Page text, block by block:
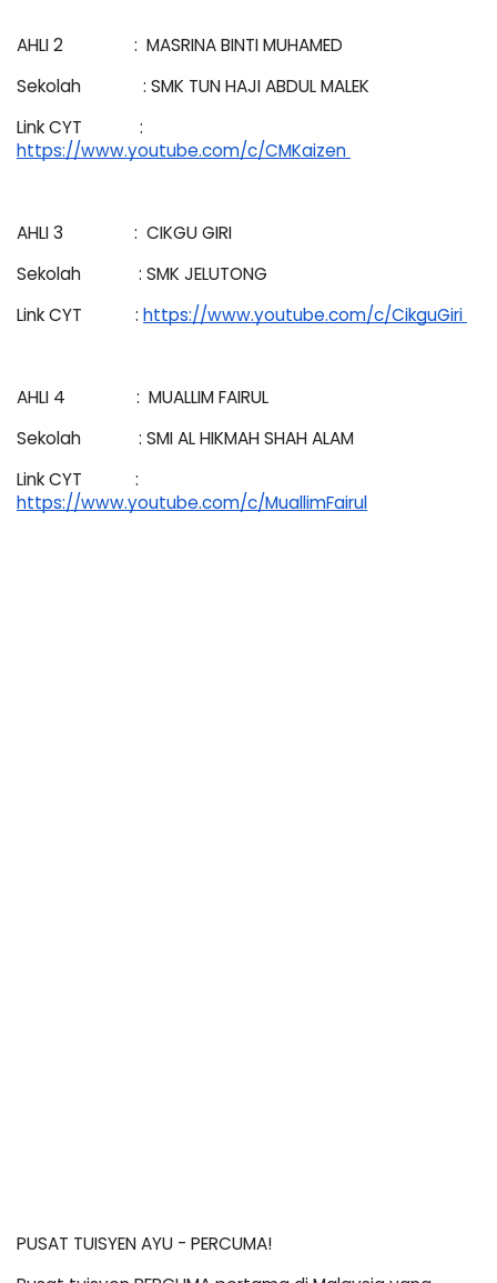
AHLI 2                :  MASRINA BINTI MUHAMED
Sekolah              : SMK TUN HAJI ABDUL MALEK
https://www.youtube.com/c/CMKaizen
AHLI 3                :  CIKGU GIRI
Sekolah             : SMK JELUTONG
Link CYT            : https://www.youtube.com/c/CikguGiri
AHLI 4                :  MUALLIM FAIRUL
Sekolah             : SMI AL HIKMAH SHAH ALAM
https://www.youtube.com/c/MuallimFairul
PUSAT TUISYEN AYU - PERCUMA!